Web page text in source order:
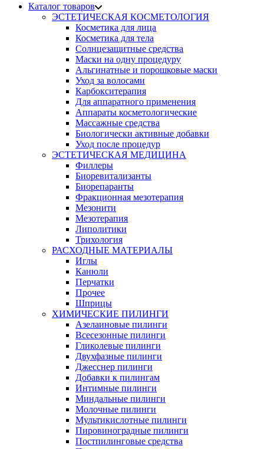
Каталог товаров
ЭСТЕТИЧЕСКАЯ КОСМЕТОЛОГИЯ
Косметика для лица
Косметика для тела
Солнцезащитные средства
Маски на одну процедуру
Альгинатные и порошковые маски
Уход за волосами
Карбокситерапия
Для аппаратного применения
Аппараты косметологические
Массажные средства
Биологически активные добавки
Уход после процедур
ЭСТЕТИЧЕСКАЯ МЕДИЦИНА
Филлеры
Биоревитализанты
Биорепаранты
Фракционная мезотерапия
Мезонити
Мезотерапия
Липолитики
Трихология
РАСХОДНЫЕ МАТЕРИАЛЫ
Иглы
Канюли
Перчатки
Прочее
Шприцы
ХИМИЧЕСКИЕ ПИЛИНГИ
Азелаиновые пилинги
Всесезонные пилинги
Гликолевые пилинги
Двухфазные пилинги
Джесснер пилинги
Добавки к пилингам
Интимные пилинги
Миндальные пилинги
Молочные пилинги
Мультикислотные пилинги
Пировиноградные пилинги
Постпилинговые средства